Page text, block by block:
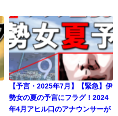
【予言・2025年7月】【緊急】伊
勢女の夏の予言にフラグ！2024
年4月アヒル口のアナウンサーが